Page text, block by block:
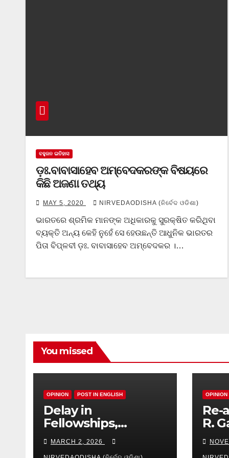
ବହୁଜନ ଇତିହାସ
ଡ଼ଃ.ବାବାସାହେବ ଅମ୍ବେଦକରଙ୍କ ବିଷୟରେ
କିଛି ଅଜଣା ତଥ୍ୟ
MAY 5, 2020 NIRVEDAODISHA (ନିର୍ବେଦ ଓଡିଶା)
ଭାରତରେ ଶ୍ରମିକ ମାନଙ୍କ ଅଧିକାରକୁ ସୁରକ୍ଷିତ କରିଥିବା
ବ୍ୟକ୍ତି ଅନ୍ୟ କେହି ନୁହେଁ ସେ ହେଉଛନ୍ତି ଆଧୁନିକ ଭାରତର
ପିତା ବିପ୍ଳବୀ ଡ଼ଃ. ବାବାସାହେବ ଅମ୍ବେଦକର ।…
You missed
OPINION POST IN ENGLISH
Delay in
Fellowships,
Institutional
Hypocrisy, Research
MARCH 2, 2026
OPINION
Re-
R.
on